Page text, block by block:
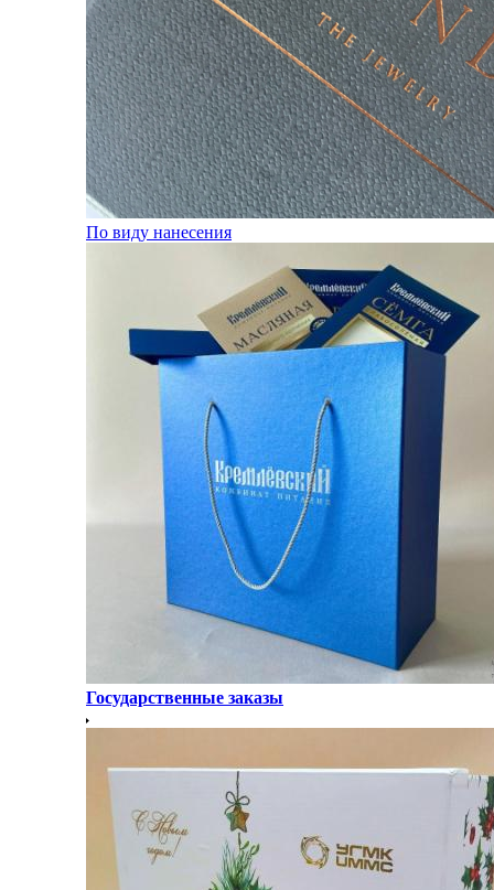
По виду нанесения
Государственные заказы